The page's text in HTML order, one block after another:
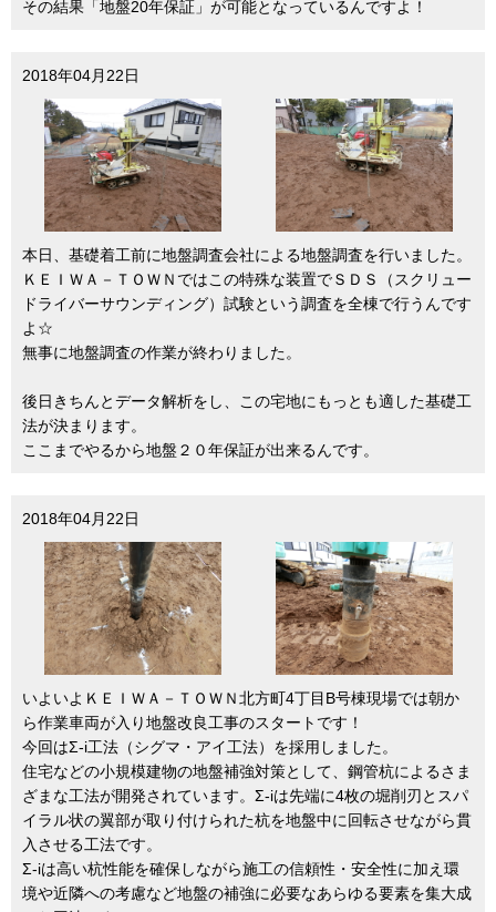
その結果「地盤20年保証」が可能となっているんですよ！
2018年04月22日
本日、基礎着工前に地盤調査会社による地盤調査を行いました。
ＫＥＩＷＡ－ＴＯＷＮではこの特殊な装置でＳＤＳ（スクリュー
ドライバーサウンディング）試験という調査を全棟で行うんです
よ☆
無事に地盤調査の作業が終わりました。
後日きちんとデータ解析をし、この宅地にもっとも適した基礎工
法が決まります。
ここまでやるから地盤２０年保証が出来るんです。
2018年04月22日
いよいよＫＥＩＷＡ－ＴＯＷＮ北方町4丁目B号棟現場では朝か
ら作業車両が入り地盤改良工事のスタートです！
今回はΣ-i工法（シグマ・アイ工法）を採用しました。
住宅などの小規模建物の地盤補強対策として、鋼管杭によるさま
ざまな工法が開発されています。Σ-iは先端に4枚の堀削刃とスパ
イラル状の翼部が取り付けられた杭を地盤中に回転させながら貫
入させる工法です。
Σ-iは高い杭性能を確保しながら施工の信頼性・安全性に加え環
境や近隣への考慮など地盤の補強に必要なあらゆる要素を集大成